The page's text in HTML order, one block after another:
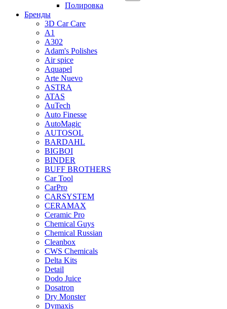
Полировка
Бренды
3D Car Care
A1
A302
Adam's Polishes
Air spice
Aquapel
Arte Nuevo
ASTRA
ATAS
AuTech
Auto Finesse
AutoMagic
AUTOSOL
BARDAHL
BIGBOI
BINDER
BUFF BROTHERS
Car Tool
CarPro
CARSYSTEM
CERAMAX
Ceramic Pro
Chemical Guys
Chemical Russian
Cleanbox
CWS Chemicals
Delta Kits
Detail
Dodo Juice
Dosatron
Dry Monster
Dymaxis